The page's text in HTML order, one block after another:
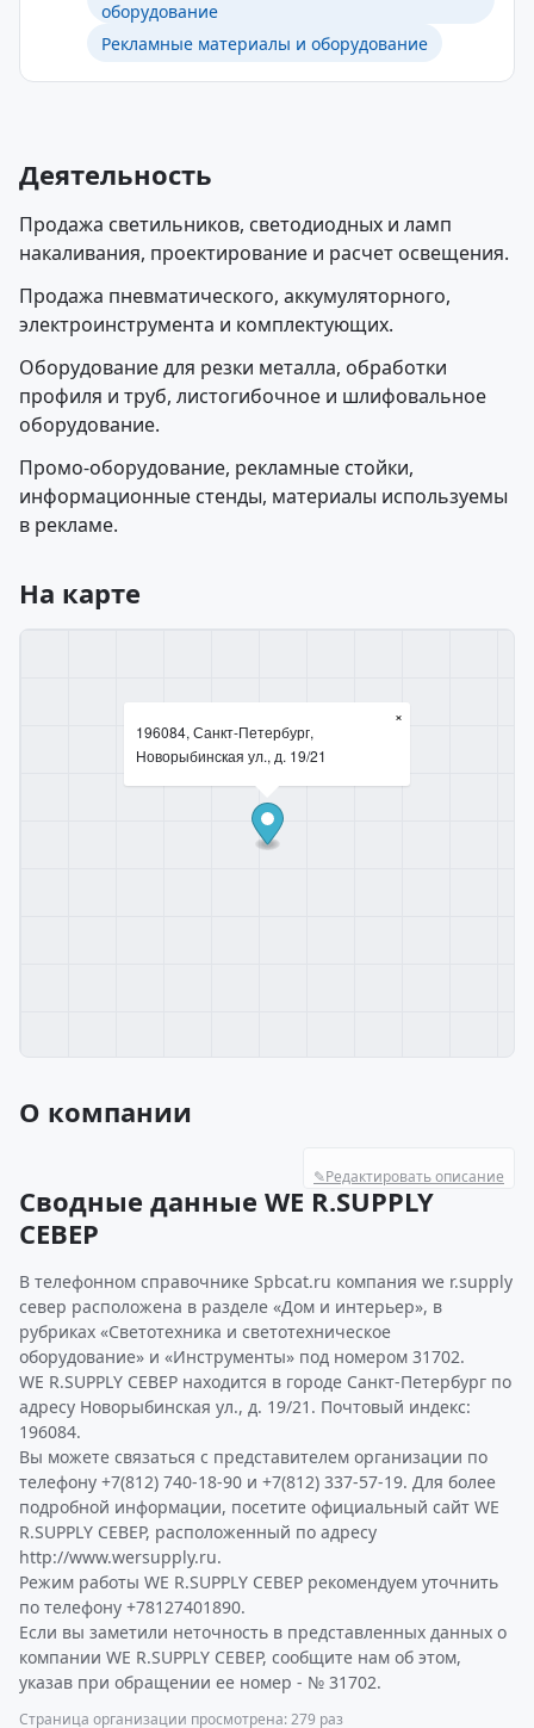
оборудование
Рекламные материалы и оборудование
Деятельность
Продажа светильников, светодиодных и ламп
накаливания, проектирование и расчет освещения.
Продажа пневматического, аккумуляторного,
электроинструмента и комплектующих.
Оборудование для резки металла, обработки
профиля и труб, листогибочное и шлифовальное
оборудование.
Промо-оборудование, рекламные стойки,
информационные стенды, материалы используемы
в рекламе.
На карте
196084, Санкт-Петербург,
Новорыбинская ул., д. 19/21
×
О компании
✎Редактировать описание
Сводные данные WE R.SUPPLY
СЕВЕР
В телефонном справочнике Spbcat.ru компания we r.supply
север расположена в разделе «Дом и интерьер», в
рубриках «Светотехника и светотехническое
оборудование» и «Инструменты» под номером 31702.
WE R.SUPPLY СЕВЕР находится в городе Санкт-Петербург по
адресу Новорыбинская ул., д. 19/21. Почтовый индекс:
196084.
Вы можете связаться с представителем организации по
телефону +7(812) 740-18-90 и +7(812) 337-57-19. Для более
подробной информации, посетите официальный сайт WE
R.SUPPLY СЕВЕР, расположенный по адресу
http://www.wersupply.ru.
Режим работы WE R.SUPPLY СЕВЕР рекомендуем уточнить
по телефону +78127401890.
Если вы заметили неточность в представленных данных о
компании WE R.SUPPLY СЕВЕР, сообщите нам об этом,
указав при обращении ее номер - № 31702.
Страница организации просмотрена: 279 раз